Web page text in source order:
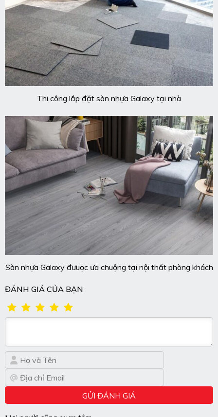
Thi công lắp đặt sàn nhựa Galaxy tại nhà
Sàn nhựa Galaxy đưuọc ưa chuộng tại nội thất phòng khách
ĐÁNH GIÁ CỦA BẠN
GỬI ĐÁNH GIÁ